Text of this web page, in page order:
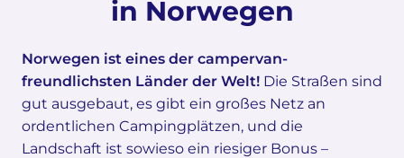
in Norwegen
Norwegen ist eines der campervan-
freundlichsten Länder der Welt! Die Straßen sind
gut ausgebaut, es gibt ein großes Netz an
ordentlichen Campingplätzen, und die
Landschaft ist sowieso ein riesiger Bonus –